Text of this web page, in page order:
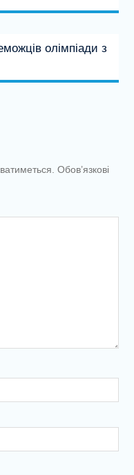
олімпіади з
Обов’язкові